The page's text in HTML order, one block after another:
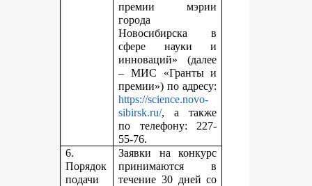
премии мэрии
города
Новосибирска в
сфере науки и
инноваций» (далее
– МИС «Гранты и
премии») по адресу:
https://science.novo-
sibirsk.ru/, а также
по телефону: 227-
55-76.
6.
Порядок
подачи
Заявки на конкурс
принимаются в
течение 30 дней со